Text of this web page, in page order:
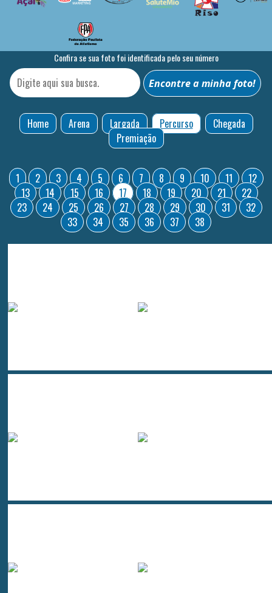
Confira se sua foto foi identificada pelo seu número
Home Arena Largada Percurso
Chegada
Premiação
1 2 3 4 5 6 7 8 9 10 11
12
13
14 15 16 17 18 19 20 21
22
23
24 25 26 27 28 29 30 31
32
33
34 35 36 37 38